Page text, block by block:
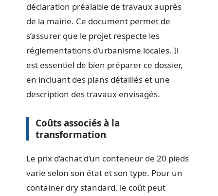
déclaration préalable de travaux auprès
de la mairie. Ce document permet de
s’assurer que le projet respecte les
réglementations d’urbanisme locales. Il
est essentiel de bien préparer ce dossier,
en incluant des plans détaillés et une
description des travaux envisagés.
Coûts associés à la
transformation
Le prix d’achat d’un conteneur de 20 pieds
varie selon son état et son type. Pour un
container dry standard, le coût peut